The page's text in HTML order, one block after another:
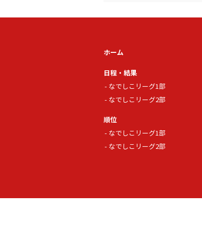
ホーム
日程・結果
なでしこリーグ1部
なでしこリーグ2部
順位
なでしこリーグ1部
なでしこリーグ2部